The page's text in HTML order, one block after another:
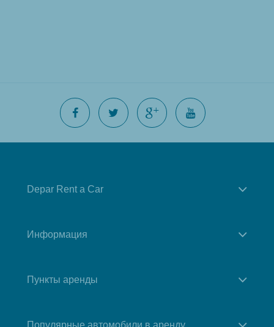
Depar Rent a Car
Информация
Пункты аренды
Популярные автомобили в аренду